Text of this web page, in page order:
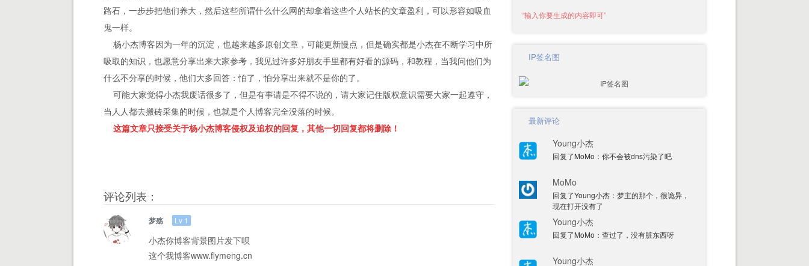
路石，一步步把他们养大，然后这些所谓什么什么网的却拿着这些个人站长的文章盈利，可以形容如吸血
鬼一样。
杨小杰博客因为一年的沉淀，也越来越多原创文章，可能更新慢点，但是确实都是小杰在不断学习中所
吸取的知识，也愿意分享出来大家参考，我见过许多好朋友手里都有好看的源码，和教程，当我问他们为
什么不分享的时候，他们大多回答：怕了，怕分享出来就不是你的了。
可能大家觉得小杰我废话很多了，但是有事请是不得不说的，请大家记住版权意识需要大家一起遵守，
当人人都去搬砖采集的时候，也就是个人博客完全没落的时候。
这篇文章只接受关于杨小杰博客侵权及追权的回复，其他一切回复都将删除！
评论列表：
梦殇 Lv 1
小杰你博客背景图片发下呗
这个我博客www.flymeng.cn
IP签名图
最新评论
Young小杰
回复了MoMo：你不会被dns污染了吧
MoMo
回复了Young小杰：梦主的那个，很诡异，
现在打开没有了
Young小杰
回复了MoMo：查过了，没有脏东西呀
Young小杰